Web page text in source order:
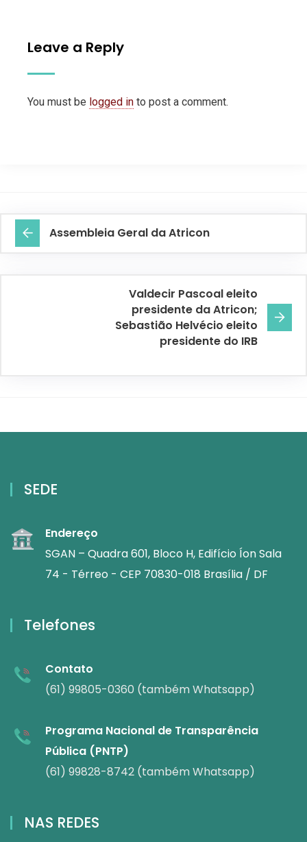
Leave a Reply
You must be logged in to post a comment.
Assembleia Geral da Atricon
Valdecir Pascoal eleito
presidente da Atricon;
Sebastião Helvécio eleito
presidente do IRB
SEDE
Endereço
SGAN – Quadra 601, Bloco H, Edifício Íon Sala
74 - Térreo - CEP 70830-018 Brasília / DF
Telefones
Contato
(61) 99805-0360 (também Whatsapp)
Programa Nacional de Transparência
Pública (PNTP)
(61) 99828-8742 (também Whatsapp)
NAS REDES